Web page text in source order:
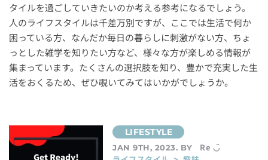
タイルを過ごしていきたいのか考える参考になるでしょう。
人のライフスタイルは千差万別ですが、ここでは生活で何か
困っている方、なんだか毎日の暮らしに刺激がない方、ちょ
っとした雑学を知りたい方など、様々な方が楽しめる情報が
集まっています。たくさんの選択肢を知り、豊かで充実した生
活をおくるため、ぜひ覗いてみてはいかがでしょうか。
JAN 9TH, 2023. BY
Re ◡̈